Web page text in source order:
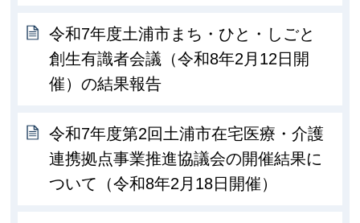
令和7年度土浦市まち・ひと・しごと
創生有識者会議（令和8年2月12日開
催）の結果報告
令和7年度第2回土浦市在宅医療・介護
連携拠点事業推進協議会の開催結果に
ついて（令和8年2月18日開催）